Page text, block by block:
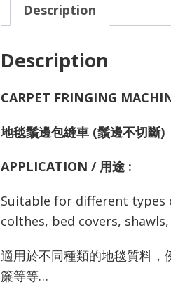
Description
Description
CARPET FRINGING
地毯鬚邊包縫車 (鬚邊不切斷)
APPLICATION / 用途 :
Suitable for different
colthes, bed covers,
適用於不同種類的地毯質料，
簾等等…